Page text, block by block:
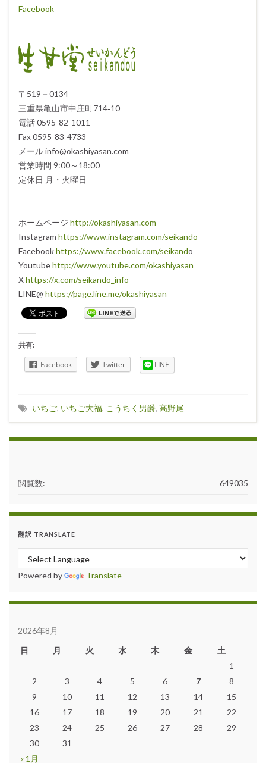
Facebook
〒519－0134
三重県亀山市中庄町714‐10
電話 0595-82-1011
Fax 0595-83-4733
メール info@okashiyasan.com
営業時間 9:00～18:00
定休日 月・火曜日
ホームページ http://okashiyasan.com
Instagram https://www.instagram.com/seikando
Facebookhttps://www.facebook.com/seikando
Youtubehttp://www.youtube.com/okashiyasan
Xhttps://x.com/seikando_info
LINE@ https://page.line.me/okashiyasan
共有:
Facebook Twitter LINE
いちご, いちご大福, こうちく男爵, 高野尾
649035
閲覧数:
翻訳 TRANSLATE
Powered by Translate
2026年8月
日
月 火 水 木 金 土
« 1月
1
2
3 4 5 6 7
8
9
10 11 12 13 14
15
16
17 18 19 20 21
22
23
24 25 26 27 28
29
30
31